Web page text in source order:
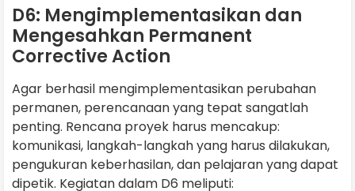
D6: Mengimplementasikan dan
Mengesahkan Permanent
Corrective Action
Agar berhasil mengimplementasikan perubahan
permanen, perencanaan yang tepat sangatlah
penting. Rencana proyek harus mencakup:
komunikasi, langkah-langkah yang harus dilakukan,
pengukuran keberhasilan, dan pelajaran yang dapat
dipetik. Kegiatan dalam D6 meliputi: